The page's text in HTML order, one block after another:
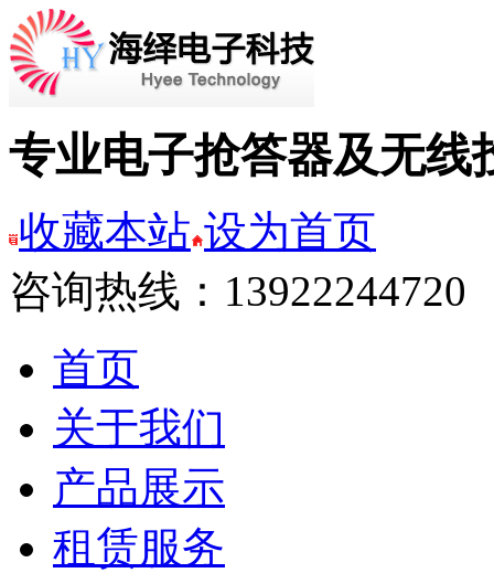
专业电子抢答器及无线
收藏本站 设为首页
咨询热线：13922244720
首页
关于我们
产品展示
租赁服务